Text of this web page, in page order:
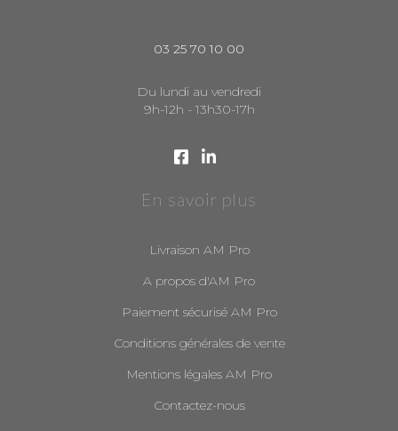
03 25 70 10 00
Du lundi au vendredi
9h-12h - 13h30-17h
En savoir plus
Livraison AM Pro
A propos d'AM Pro
Paiement sécurisé AM Pro
Conditions générales de vente
Mentions légales AM Pro
Contactez-nous